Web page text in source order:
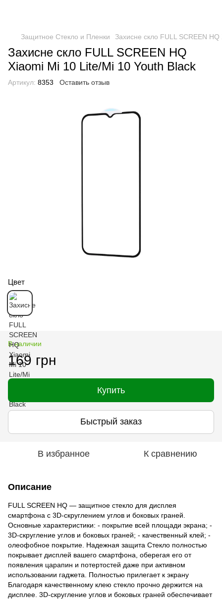
Защитное Стекло и Пленки Захисне скло FULL SCREEN
Захисне скло FULL SCREEN HQ
Xiaomi Mi 10 Lite/Mi 10 Youth Black
Артикул: 8353 Оставить отзыв
Цвет
В наличии
169 грн
Купить
Быстрый заказ
В избранное К сравнению
Описание
FULL SCREEN HQ — защитное стекло для дисплея
смартфона с 3D-скруглением углов и боковых граней.
Основные характеристики: - покрытие всей площади экрана; -
3D-скругление углов и боковых граней; - качественный клей; -
олеофобное покрытие. Надежная защита Стекло полностью
покрывает дисплей вашего смартфона, оберегая его от
появления царапин и потертостей даже при активном
использовании гаджета. Полностью прилегает к экрану
Благодаря качественному клею стекло прочно держится на
дисплее. 3D-скругление углов и боковых граней обеспечивает